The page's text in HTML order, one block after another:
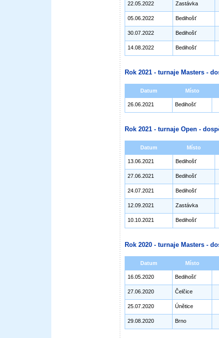
22.05.2022 Zastávka
05.06.2022 Bedihošť
30.07.2022 Bedihošť
14.08.2022 Bedihošť
Rok 2021 - turnaje Masters -
Datum Místo
26.06.2021 Bedihošť
Rok 2021 - turnaje Open -
Datum Místo
13.06.2021 Bedihošť
27.06.2021 Bedihošť
24.07.2021 Bedihošť
12.09.2021 Zastávka
10.10.2021 Bedihošť
Rok 2020 - turnaje Masters -
Datum Místo
16.05.2020 Bedihošť
27.06.2020 Čelčice
25.07.2020 Únětice
29.08.2020 Brno